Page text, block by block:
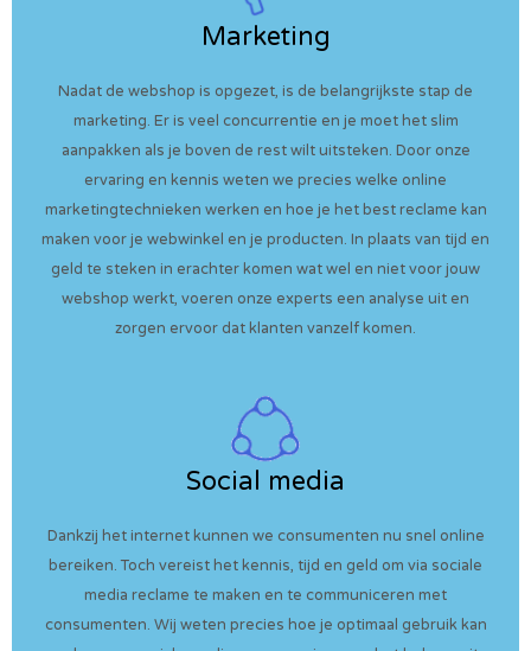
Marketing
Nadat de webshop is opgezet, is de belangrijkste stap de
marketing. Er is veel concurrentie en je moet het slim
aanpakken als je boven de rest wilt uitsteken. Door onze
ervaring en kennis weten we precies welke online
marketingtechnieken werken en hoe je het best reclame kan
maken voor je webwinkel en je producten. In plaats van tijd en
geld te steken in erachter komen wat wel en niet voor jouw
webshop werkt, voeren onze experts een analyse uit en
zorgen ervoor dat klanten vanzelf komen.
Social media
Dankzij het internet kunnen we consumenten nu snel online
bereiken. Toch vereist het kennis, tijd en geld om via sociale
media reclame te maken en te communiceren met
consumenten. Wij weten precies hoe je optimaal gebruik kan